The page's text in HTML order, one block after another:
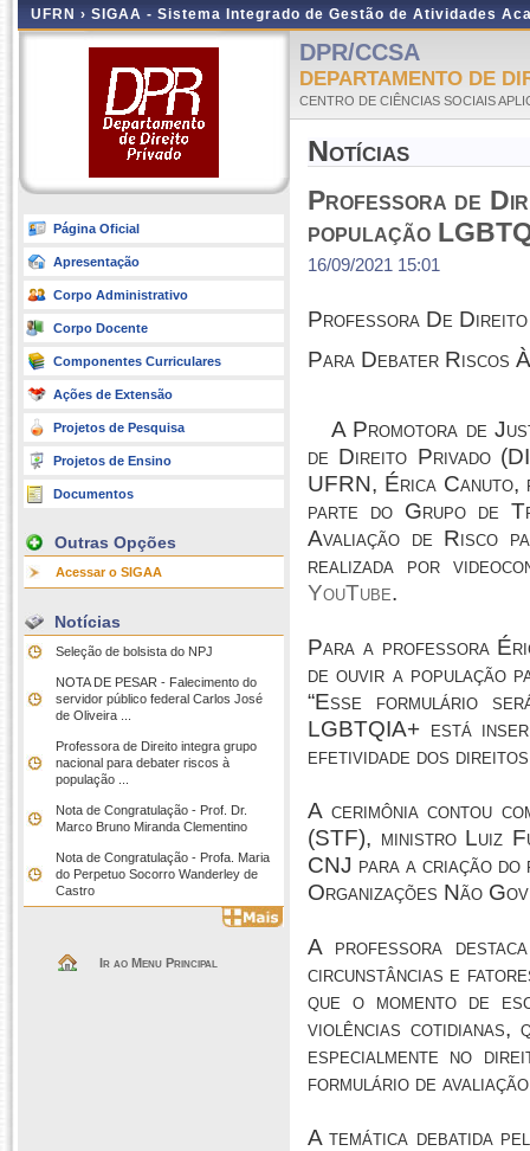
UFRN › SIGAA - Sistema Integrado de Gestão de Atividades
Página Oficial
Apresentação
Corpo Administrativo
Corpo Docente
Componentes Curriculares
Ações de Extensão
Projetos de Pesquisa
Projetos de Ensino
Documentos
Outras Opções
Acessar o SIGAA
Notícias
Seleção de bolsista do NPJ
NOTA DE PESAR - Falecimento do
servidor público federal Carlos José
de Oliveira ...
Professora de Direito integra grupo
nacional para debater riscos à
população ...
Nota de Congratulação - Prof. Dr.
Marco Bruno Miranda Clementino
Nota de Congratulação - Profa. Maria
do Perpetuo Socorro Wanderley de
Castro
Ir ao Menu Principal
DPR/CCSA
DEPARTAMENTO DE
CENTRO DE CIÊNCIAS SOCIAIS
Notícias
Professora de
população
16/09/2021 15:01
Professora De
Para Debater Riscos
A Promotora de
de Direito Privado
UFRN, Érica Canuto,
parte do Grupo de
Avaliação de Risco
realizada por
YouTube.
Para a professora
de ouvir a população
“Esse formulário
LGBTQIA+ está
efetividade dos
A cerimônia contou
(STF), ministro Luiz
CNJ para a criação
Organizações Não
A professora
circunstâncias e
que o momento de
violências cotidianas,
especialmente no
formulário de
A temática debatida